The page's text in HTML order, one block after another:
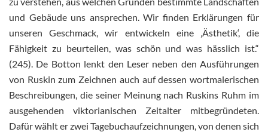
und Gebäude uns ansprechen. Wir finden Erklärungen für
unseren Geschmack, wir entwickeln eine ‚Ästhetik‘, die
Fähigkeit zu beurteilen, was schön und was hässlich ist.“
(245). De Botton lenkt den Leser neben den Ausführungen
von Ruskin zum Zeichnen auch auf dessen wortmalerischen
Beschreibungen, die seiner Meinung nach Ruskins Ruhm im
ausgehenden viktorianischen Zeitalter mitbegründeten.
Dafür wählt er zwei Tagebuchaufzeichnungen, von denen sich